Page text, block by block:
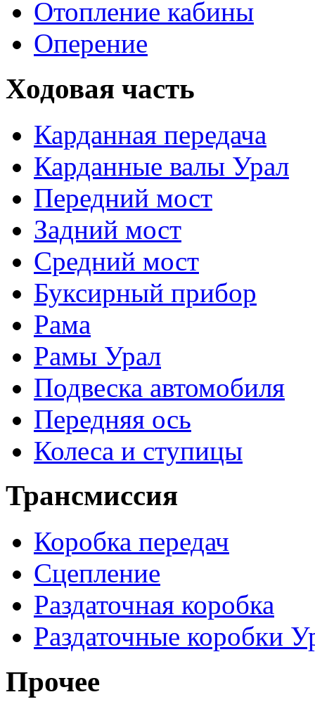
Отопление кабины
Оперение
Ходовая часть
Карданная передача
Карданные валы Урал
Передний мост
Задний мост
Средний мост
Буксирный прибор
Рама
Рамы Урал
Подвеска автомобиля
Передняя ось
Колеса и ступицы
Трансмиссия
Коробка передач
Сцепление
Раздаточная коробка
Раздаточные коробки
Прочее